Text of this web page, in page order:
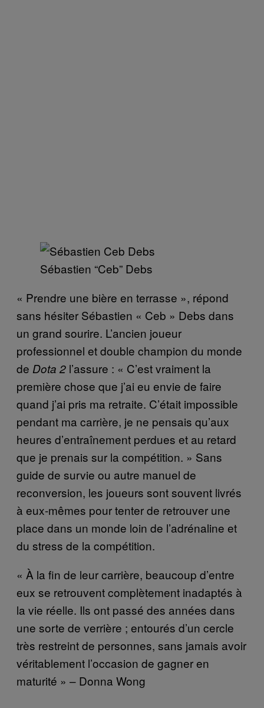
Sébastien “Ceb” Debs
« Prendre une bière en terrasse », répond
sans hésiter Sébastien « Ceb » Debs dans
un grand sourire. L’ancien joueur
professionnel et double champion du monde
de Dota 2 l’assure : « C’est vraiment la
première chose que j’ai eu envie de faire
quand j’ai pris ma retraite. C’était impossible
pendant ma carrière, je ne pensais qu’aux
heures d’entraînement perdues et au retard
que je prenais sur la compétition. » Sans
guide de survie ou autre manuel de
reconversion, les joueurs sont souvent livrés
à eux-mêmes pour tenter de retrouver une
place dans un monde loin de l’adrénaline et
du stress de la compétition.
« À la fin de leur carrière, beaucoup d’entre
eux se retrouvent complètement inadaptés à
la vie réelle. Ils ont passé des années dans
une sorte de verrière ; entourés d’un cercle
très restreint de personnes, sans jamais avoir
véritablement l’occasion de gagner en
maturité » – Donna Wong